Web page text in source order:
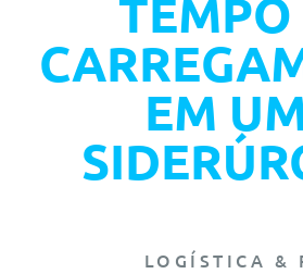
TEMPO
EM
LOGÍSTICA &